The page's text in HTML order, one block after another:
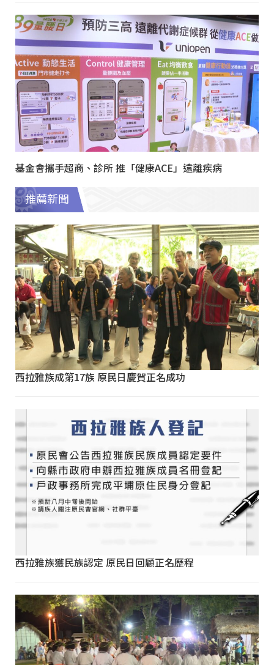
基金會攜手超商、診所 推「健康ACE」遠離疾病
推薦新聞
西拉雅族成第17族 原民日慶賀正名成功
西拉雅族獲民族認定 原民日回顧正名歷程